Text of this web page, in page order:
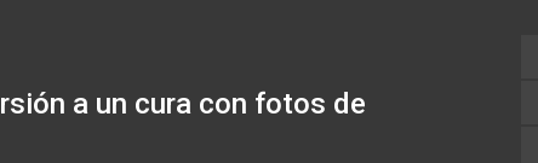
a un cura con fotos de